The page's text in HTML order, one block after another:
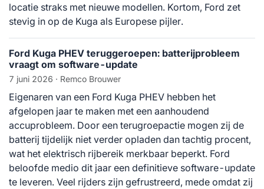
locatie straks met nieuwe modellen. Kortom, Ford zet
stevig in op de Kuga als Europese pijler.
Ford Kuga PHEV teruggeroepen: batterijprobleem
vraagt om software-update
7 juni 2026 · Remco Brouwer
Eigenaren van een Ford Kuga PHEV hebben het
afgelopen jaar te maken met een aanhoudend
accuprobleem. Door een terugroepactie mogen zij de
batterij tijdelijk niet verder opladen dan tachtig procent,
wat het elektrisch rijbereik merkbaar beperkt. Ford
beloofde medio dit jaar een definitieve software-update
te leveren. Veel rijders zijn gefrustreerd, mede omdat zij